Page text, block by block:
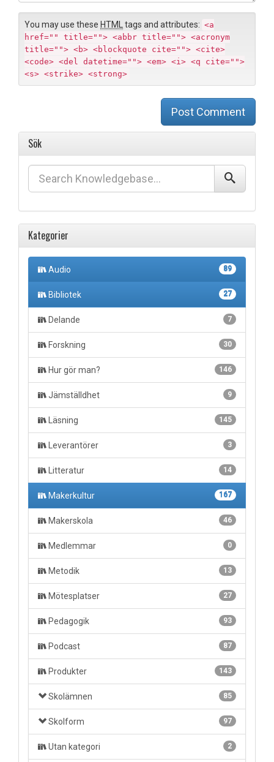
t
You may use these HTML tags and attributes: <a
href="" title=""> <abbr title=""> <acronym
title=""> <b> <blockquote cite=""> <cite>
<code> <del datetime=""> <em> <i> <q cite="">
<s> <strike> <strong>
Post Comment
Sök
Kategorier
89
Audio
27
Bibliotek
7
Delande
30
Forskning
146
Hur gör man?
9
Jämställdhet
145
Läsning
3
Leverantörer
14
Litteratur
167
Makerkultur
46
Makerskola
0
Medlemmar
13
Metodik
27
Mötesplatser
93
Pedagogik
87
Podcast
143
Produkter
85
Skolämnen
97
Skolform
2
Utan kategori